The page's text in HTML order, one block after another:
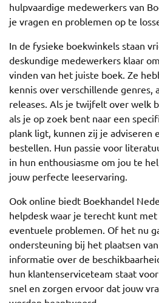
hulpvaardige medewerkers van
je vragen en problemen op te
In de fysieke boekwinkels staan
deskundige medewerkers klaar
vinden van het juiste boek. Ze
kennis over verschillende genres,
releases. Als je twijfelt over welk
als je op zoek bent naar een
plank ligt, kunnen zij je adviseren
bestellen. Hun passie voor
in hun enthousiasme om jou te
jouw perfecte leeservaring.
Ook online biedt Boekhandel
helpdesk waar je terecht kunt met
eventuele problemen. Of het nu
ondersteuning bij het plaatsen
informatie over de
hun klantenserviceteam staat
snel en zorgen ervoor dat jouw